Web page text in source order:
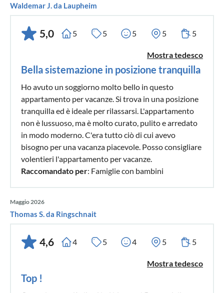
Waldemar J. da Laupheim
5,0 5 5 5 5 5
Mostra tedesco
Bella sistemazione in posizione tranquilla
Ho avuto un soggiorno molto bello in questo
appartamento per vacanze. Si trova in una posizione
tranquilla ed è ideale per rilassarsi. L'appartamento
non è lussuoso, ma è molto curato, pulito e arredato
in modo moderno. C'era tutto ciò di cui avevo
bisogno per una vacanza piacevole. Posso consigliare
volentieri l'appartamento per vacanze.
Raccomandato per: Famiglie con bambini
Maggio 2026
Thomas S. da Ringschnait
4,6 4 5 4 5 5
Mostra tedesco
Top !